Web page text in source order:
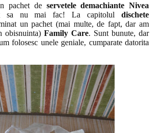
pachet de servetele demachiante Nivea
sa nu mai fac! La capitoluldischete
un pachet (mai multe, de fapt, dar am
obisnuinta) Family Care. Sunt bunute, dar
folosesc unele geniale, cumparate datorita